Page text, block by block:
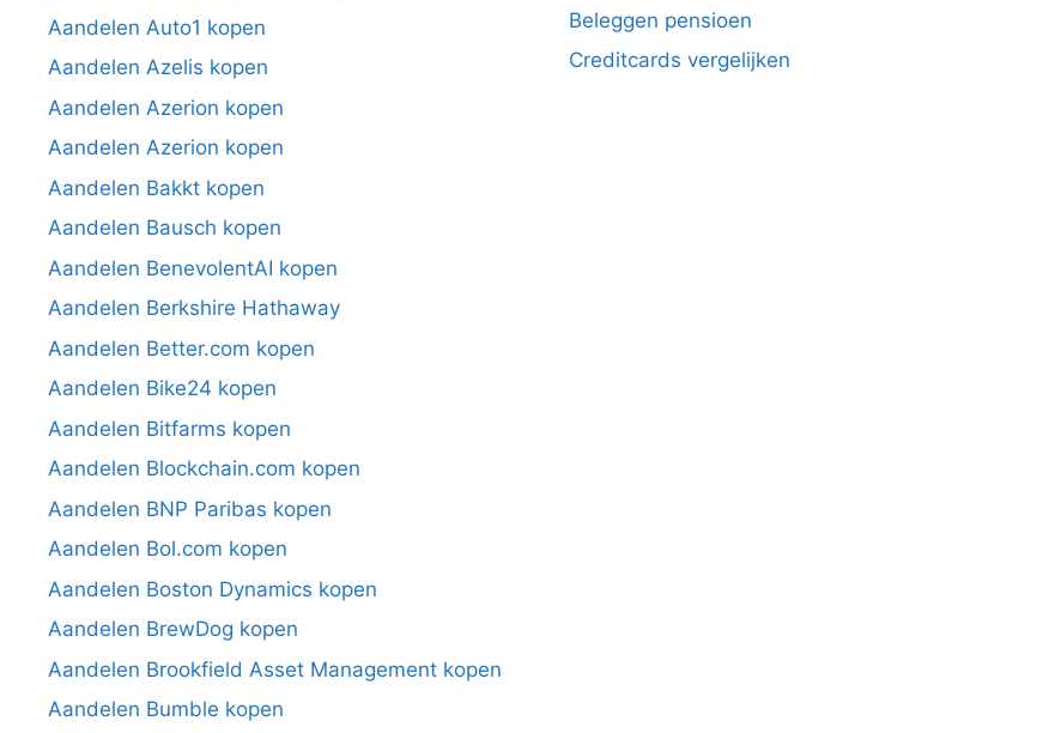
Aandelen Auto1 kopen
Aandelen Azelis kopen
Aandelen Azerion kopen
Aandelen Azerion kopen
Aandelen Bakkt kopen
Aandelen Bausch kopen
Aandelen BenevolentAI kopen
Aandelen Berkshire Hathaway
Aandelen Better.com kopen
Aandelen Bike24 kopen
Aandelen Bitfarms kopen
Aandelen Blockchain.com kopen
Aandelen BNP Paribas kopen
Aandelen Bol.com kopen
Aandelen Boston Dynamics kopen
Aandelen BrewDog kopen
Aandelen Brookfield Asset Management kopen
Aandelen Bumble kopen
Beleggen pensioen
Creditcards vergelijken